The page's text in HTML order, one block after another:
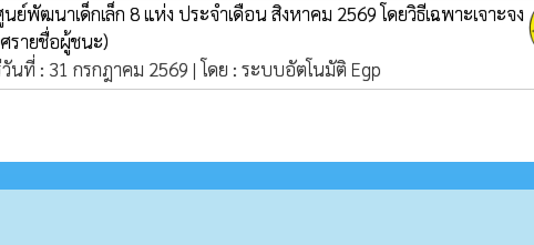
ย์พัฒนาเด็กเล็ก 8 แห่ง ประจำเดือน สิงหาคม 2569 โดยวิธีเฉพาะเจาะจง
รายชื่อผู้ชนะ)
นที่ : 31 กรกฎาคม 2569 | โดย : ระบบอัตโนมัติ Egp